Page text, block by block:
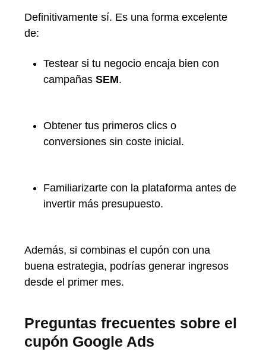
Definitivamente sí. Es una forma excelente
de:
Testear si tu negocio encaja bien con
campañas SEM.
Obtener tus primeros clics o
conversiones sin coste inicial.
Familiarizarte con la plataforma antes de
invertir más presupuesto.
Además, si combinas el cupón con una
buena estrategia, podrías generar ingresos
desde el primer mes.
Preguntas frecuentes sobre el
cupón Google Ads